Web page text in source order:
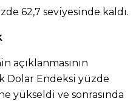
62,7 seviyesinde kaldı.
açıklanmasının
Dolar Endeksi yüzde
yükseldi ve sonrasında